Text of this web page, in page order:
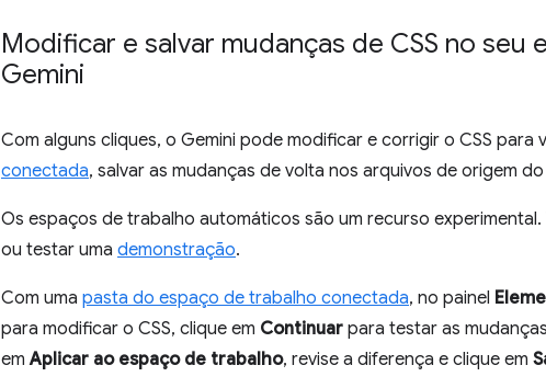
Modificar e salvar mudanças de CSS no seu
Gemini
Com alguns cliques, o Gemini pode modificar e corrigir o CSS para
conectada, salvar as mudanças de volta nos arquivos de origem
Os espaços de trabalho automáticos são um recurso
ou testar uma demonstração.
Com uma pasta do espaço de trabalho conectada, no painel
para modificar o CSS, clique em Continuar para testar as
emAplicar ao espaço de trabalho, revise a diferença e clique em